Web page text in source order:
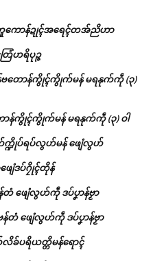
ောန်ဍုၚ်အရေၚ်တအ်ညိဟာ
ဟရိပုဉ္ဇ
တောန်ကွိုၚ်ကွိုက်မန် မရနုက်ကဵု (၃)
န်ကွိုၚ်ကွိုက်မန် မရနုက်ကဵု (၃) ဝါ
ဍိုပ်ရပ်လွဟ်မန် ဖျေံလွဟ်
ျေံဒပ်ဂၠိုၚ်တိုန်
ဖျေံလွဟ်ကဵု ဒပ်ပၞာန်ဗၟာ
တံ ဖျေံလွဟ်ကဵု ဒပ်ပၞာန်ဗၟာ
ပရိယတ္တိမန်ရောၚ်